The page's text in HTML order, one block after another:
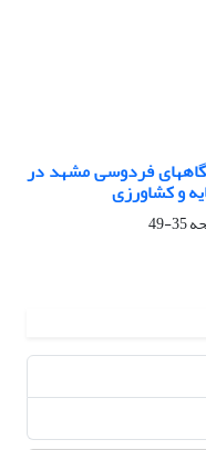
فردوسی مشهد در
و کشاورزی
35-49